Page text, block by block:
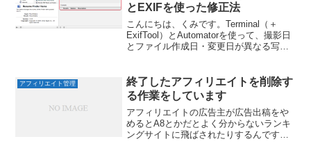
とEXIFを使った修正法
こんにちは、くみです。Terminal（＋
ExifTool）とAutomatorを使って、撮影日
とファイル作成日・変更日が異なる写真
アフィリエイト管理
終了したアフィリエイトを削除す
る作業をしています
アフィリエイトの広告主が広告出稿をや
めるとA8とかだとよく分からないランキ
ングサイトに飛ばされたりするんですよ